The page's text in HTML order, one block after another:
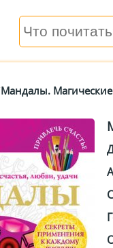
Мандалы.